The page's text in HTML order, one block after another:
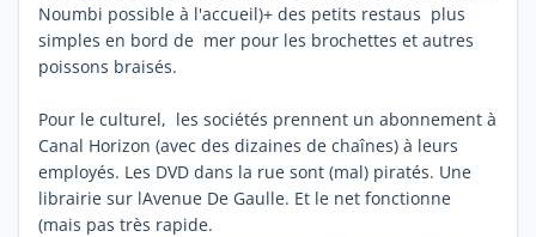
Noumbi possible à l'accueil)+ des petits restaus plus
simples en bord de mer pour les brochettes et autres
poissons braisés.
Pour le culturel, les sociétés prennent un abonnement à
Canal Horizon (avec des dizaines de chaînes) à leurs
employés. Les DVD dans la rue sont (mal) piratés. Une
librairie sur lAvenue De Gaulle. Et le net fonctionne
(mais pas très rapide.